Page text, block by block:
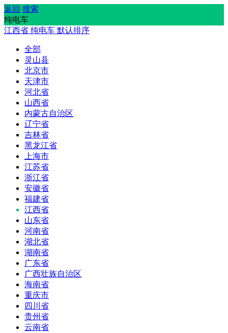
返回 搜索
纯电车
江西省 纯电车 默认排序
全部
灵山县
北京市
天津市
河北省
山西省
内蒙古自治区
辽宁省
吉林省
黑龙江省
上海市
江苏省
浙江省
安徽省
福建省
江西省
山东省
河南省
湖北省
湖南省
广东省
广西壮族自治区
海南省
重庆市
四川省
贵州省
云南省